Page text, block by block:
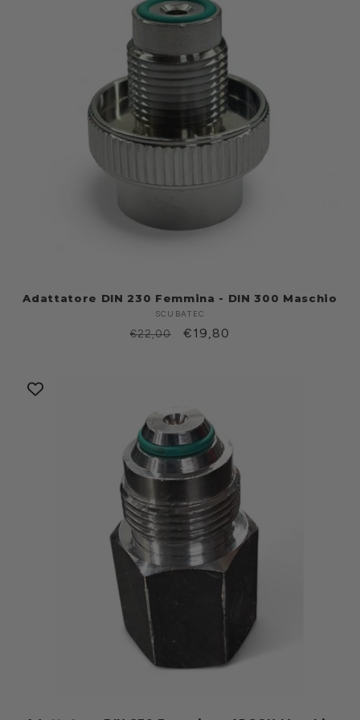
Adattatore DIN 230 Femmina - DIN 300 Maschio
Produttore:
SCUBATEC
Prezzo
€22,00
Prezzo
€19,80